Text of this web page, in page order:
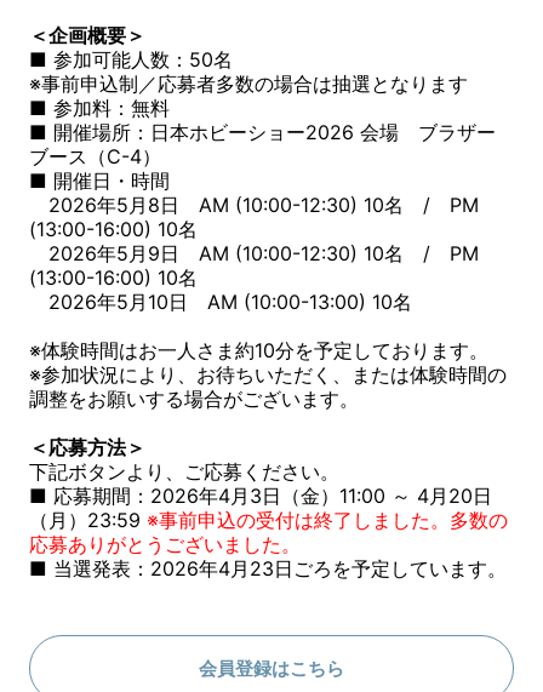
＜企画概要＞
■ 参加可能人数：50名
※事前申込制／応募者多数の場合は抽選となります
■ 参加料：無料
■ 開催場所：日本ホビーショー2026 会場 ブラザー
ブース（C-4）
■ 開催日・時間
2026年5月8日 AM (10:00-12:30) 10名 / PM
(13:00-16:00) 10名
2026年5月9日 AM (10:00-12:30) 10名 / PM
(13:00-16:00) 10名
2026年5月10日 AM (10:00-13:00) 10名
※体験時間はお一人さま約10分を予定しております。
※参加状況により、お待ちいただく、または体験時間の
調整をお願いする場合がございます。
＜応募方法＞
下記ボタンより、ご応募ください。
■ 応募期間：2026年4月3日（金）11:00 ～ 4月20日
（月）23:59 ※事前申込の受付は終了しました。多数の
応募ありがとうございました。
■ 当選発表：2026年4月23日ごろを予定しています。
会員登録はこちら